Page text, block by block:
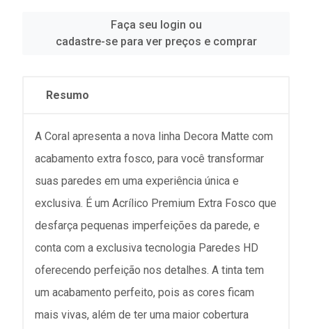
Faça seu login ou
cadastre-se para ver preços e comprar
Resumo
A Coral apresenta a nova linha Decora Matte com
acabamento extra fosco, para você transformar
suas paredes em uma experiência única e
exclusiva. É um Acrílico Premium Extra Fosco que
desfarça pequenas imperfeições da parede, e
conta com a exclusiva tecnologia Paredes HD
oferecendo perfeição nos detalhes. A tinta tem
um acabamento perfeito, pois as cores ficam
mais vivas, além de ter uma maior cobertura